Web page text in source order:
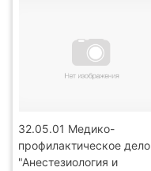
32.05.01 Медико-
профилактическое дело
"Анестезиология и